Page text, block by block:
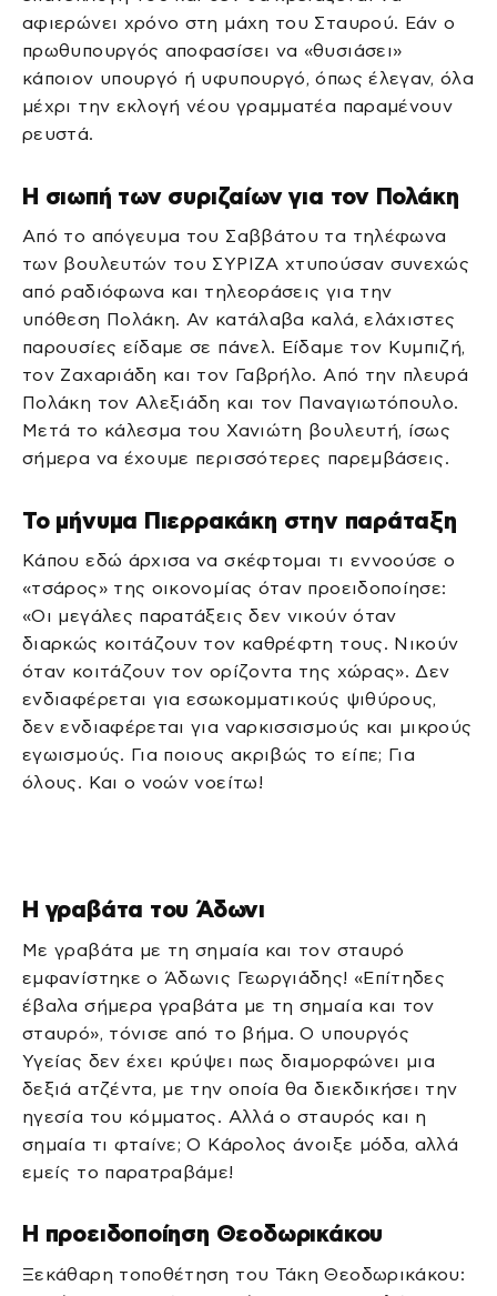
αφιερώνει χρόνο στη μάχη του Σταυρού. Εάν ο
πρωθυπουργός αποφασίσει να «θυσιάσει»
κάποιον υπουργό ή υφυπουργό, όπως έλεγαν, όλα
μέχρι την εκλογή νέου γραμματέα παραμένουν
ρευστά.
Η σιωπή των συριζαίων για τον Πολάκη
Από το απόγευμα του Σαββάτου τα τηλέφωνα
των βουλευτών του ΣΥΡΙΖΑ χτυπούσαν συνεχώς
από ραδιόφωνα και τηλεοράσεις για την
υπόθεση Πολάκη. Αν κατάλαβα καλά, ελάχιστες
παρουσίες είδαμε σε πάνελ. Είδαμε τον Κυμπιζή,
τον Ζαχαριάδη και τον Γαβρήλο. Από την πλευρά
Πολάκη τον Αλεξιάδη και τον Παναγιωτόπουλο.
Μετά το κάλεσμα του Χανιώτη βουλευτή, ίσως
σήμερα να έχουμε περισσότερες παρεμβάσεις.
Το μήνυμα Πιερρακάκη στην παράταξη
Κάπου εδώ άρχισα να σκέφτομαι τι εννοούσε ο
«τσάρος» της οικονομίας όταν προειδοποίησε:
«Οι μεγάλες παρατάξεις δεν νικούν όταν
διαρκώς κοιτάζουν τον καθρέφτη τους. Νικούν
όταν κοιτάζουν τον ορίζοντα της χώρας». Δεν
ενδιαφέρεται για εσωκομματικούς ψιθύρους,
δεν ενδιαφέρεται για ναρκισσισμούς και μικρούς
εγωισμούς. Για ποιους ακριβώς το είπε; Για
όλους. Και ο νοών νοείτω!
Η γραβάτα του Άδωνι
Με γραβάτα με τη σημαία και τον σταυρό
εμφανίστηκε ο Άδωνις Γεωργιάδης! «Επίτηδες
έβαλα σήμερα γραβάτα με τη σημαία και τον
σταυρό», τόνισε από το βήμα. Ο υπουργός
Υγείας δεν έχει κρύψει πως διαμορφώνει μια
δεξιά ατζέντα, με την οποία θα διεκδικήσει την
ηγεσία του κόμματος. Αλλά ο σταυρός και η
σημαία τι φταίνε; Ο Κάρολος άνοιξε μόδα, αλλά
εμείς το παρατραβάμε!
Η προειδοποίηση Θεοδωρικάκου
Ξεκάθαρη τοποθέτηση του Τάκη Θεοδωρικάκου: